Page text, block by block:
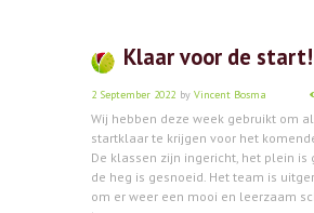
Klaar voor de start!
2 September 2022 by Vincent Bosma
Wij hebben deze week gebruikt om
startklaar te krijgen voor het
De klassen zijn ingericht, het plein is
de heg is gesnoeid. Het team is
om er weer een mooi en leerzaam